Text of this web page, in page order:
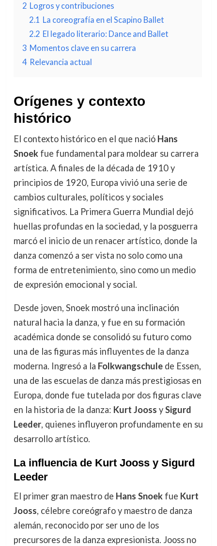
2 Logros y contribuciones
2.1 La coreografía en el Scapino Ballet
2.2 El legado literario: Dance and Ballet
3 Momentos clave en su carrera
4 Relevancia actual
Orígenes y contexto
histórico
El contexto histórico en el que nació Hans
Snoekfue fundamental para moldear su carrera
artística. A finales de la década de 1910 y
principios de 1920, Europa vivió una serie de
cambios culturales, políticos y sociales
significativos. La Primera Guerra Mundial dejó
huellas profundas en la sociedad, y la posguerra
marcó el inicio de un renacer artístico, donde la
danza comenzó a ser vista no solo como una
forma de entretenimiento, sino como un medio
de expresión emocional y social.
Desde joven, Snoek mostró una inclinación
natural hacia la danza, y fue en su formación
académica donde se consolidó su futuro como
una de las figuras más influyentes de la danza
moderna. Ingresó a la Folkwangschulede Essen,
una de las escuelas de danza más prestigiosas en
Europa, donde fue tutelada por dos figuras clave
en la historia de la danza: Kurt Jooss ySigurd
Leeder, quienes influyeron profundamente en su
desarrollo artístico.
La influencia de Kurt Jooss y Sigurd
Leeder
El primer gran maestro de Hans Snoekfue Kurt
Jooss, célebre coreógrafo y maestro de danza
alemán, reconocido por ser uno de los
precursores de la danza expresionista. Jooss no